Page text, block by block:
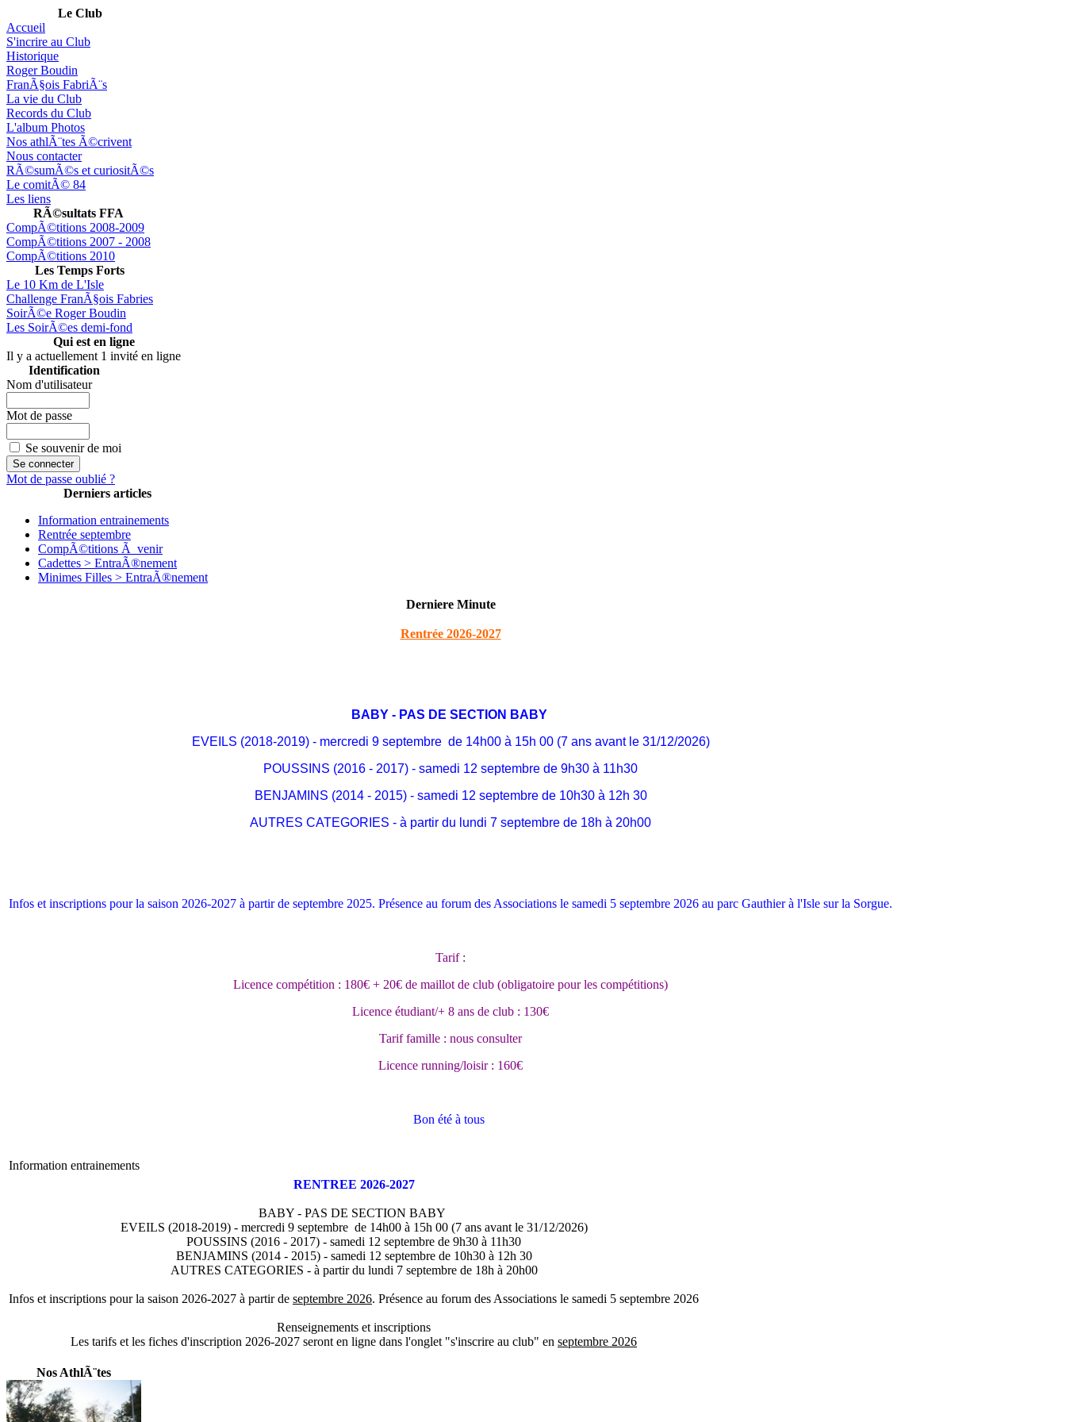
Le Club
Accueil
S'incrire au Club
Historique
Roger Boudin
FranÃ§ois FabriÃ¨s
La vie du Club
Records du Club
L'album Photos
Nos athlÃ¨tes Ã©crivent
Nous contacter
RÃ©sumÃ©s et curiositÃ©s
Le comitÃ© 84
Les liens
RÃ©sultats FFA
CompÃ©titions 2008-2009
CompÃ©titions 2007 - 2008
CompÃ©titions 2010
Les Temps Forts
Le 10 Km de L'Isle
Challenge FranÃ§ois Fabries
SoirÃ©e Roger Boudin
Les SoirÃ©es demi-fond
Qui est en ligne
Il y a actuellement 1 invité en ligne
Identification
Nom d'utilisateur
Mot de passe
Se souvenir de moi
Mot de passe oublié ?
Derniers articles
Information entrainements
Rentrée septembre
CompÃ©titions Ã venir
Cadettes > EntraÃ®nement
Minimes Filles > EntraÃ®nement
Derniere Minute
Rentrée 2026-2027
BABY - PAS DE SECTION BABY
EVEILS (2018-2019) - mercredi 9 septembre de 14h00 à 15h 00 (7 ans avant le 31/12/2026)
POUSSINS (2016 - 2017) - samedi 12 septembre de 9h30 à 11h30
BENJAMINS (2014 - 2015) - samedi 12 septembre de 10h30 à 12h 30
AUTRES CATEGORIES - à partir du lundi 7 septembre de 18h à 20h00
Infos et inscriptions pour la saison 2026-2027 à partir de septembre 2025. Présence au forum des Associations le samedi 5 septembre 2026 au parc Gauthier à l'Isle sur la Sorgue.
Tarif :
Licence compétition : 180€ + 20€ de maillot de club (obligatoire pour les compétitions)
Licence étudiant/+ 8 ans de club : 130€
Tarif famille : nous consulter
Licence running/loisir : 160€
Bon été à tous
Information entrainements
RENTREE 2026-2027
BABY - PAS DE SECTION BABY
EVEILS (2018-2019) - mercredi 9 septembre de 14h00 à 15h 00 (7 ans avant le 31/12/2026)
POUSSINS (2016 - 2017) - samedi 12 septembre de 9h30 à 11h30
BENJAMINS (2014 - 2015) - samedi 12 septembre de 10h30 à 12h 30
AUTRES CATEGORIES - à partir du lundi 7 septembre de 18h à 20h00
Infos et inscriptions pour la saison 2026-2027 à partir de septembre 2026. Présence au forum des Associations le samedi 5 septembre 2026
Renseignements et inscriptions
Les tarifs et les fiches d'inscription 2026-2027 seront en ligne dans l'onglet "s'inscrire au club" en septembre 2026
Nos AthlÃ¨tes